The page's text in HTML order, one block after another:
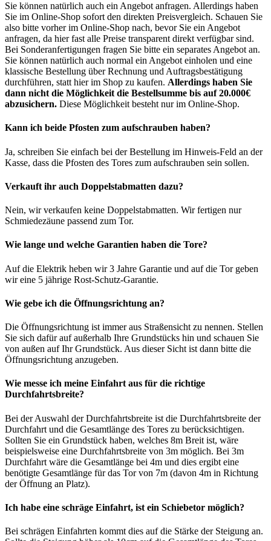
Sie können natürlich auch ein Angebot anfragen. Allerdings haben
Sie im Online-Shop sofort den direkten Preisvergleich. Schauen Sie
also bitte vorher im Online-Shop nach, bevor Sie ein Angebot
anfragen, da hier fast alle Preise transparent direkt verfügbar sind.
Bei Sonderanfertigungen fragen Sie bitte ein separates Angebot an.
Sie können natürlich auch normal ein Angebot einholen und eine
klassische Bestellung über Rechnung und Auftragsbestätigung
durchführen, statt hier im Shop zu kaufen. Allerdings haben Sie
dann nicht die Möglichkeit die Bestellsumme bis auf 20.000€
abzusichern. Diese Möglichkeit besteht nur im Online-Shop.
Kann ich beide Pfosten zum aufschrauben haben?
Ja, schreiben Sie einfach bei der Bestellung im Hinweis-Feld an der
Kasse, dass die Pfosten des Tores zum aufschrauben sein sollen.
Verkauft ihr auch Doppelstabmatten dazu?
Nein, wir verkaufen keine Doppelstabmatten. Wir fertigen nur
Schmiedezäune passend zum Tor.
Wie lange und welche Garantien haben die Tore?
Auf die Elektrik heben wir 3 Jahre Garantie und auf die Tor geben
wir eine 5 jährige Rost-Schutz-Garantie.
Wie gebe ich die Öffnungsrichtung an?
Die Öffnungsrichtung ist immer aus Straßensicht zu nennen. Stellen
Sie sich dafür auf außerhalb Ihre Grundstücks hin und schauen Sie
von außen auf Ihr Grundstück. Aus dieser Sicht ist dann bitte die
Öffnungsrichtung anzugeben.
Wie messe ich meine Einfahrt aus für die richtige
Durchfahrtsbreite?
Bei der Auswahl der Durchfahrtsbreite ist die Durchfahrtsbreite der
Durchfahrt und die Gesamtlänge des Tores zu berücksichtigen.
Sollten Sie ein Grundstück haben, welches 8m Breit ist, wäre
beispielsweise eine Durchfahrtsbreite von 3m möglich. Bei 3m
Durchfahrt wäre die Gesamtlänge bei 4m und dies ergibt eine
benötigte Gesamtlänge für das Tor von 7m (davon 4m in Richtung
der Öffnung an Platz).
Ich habe eine schräge Einfahrt, ist ein Schiebetor möglich?
Bei schrägen Einfahrten kommt dies auf die Stärke der Steigung an.